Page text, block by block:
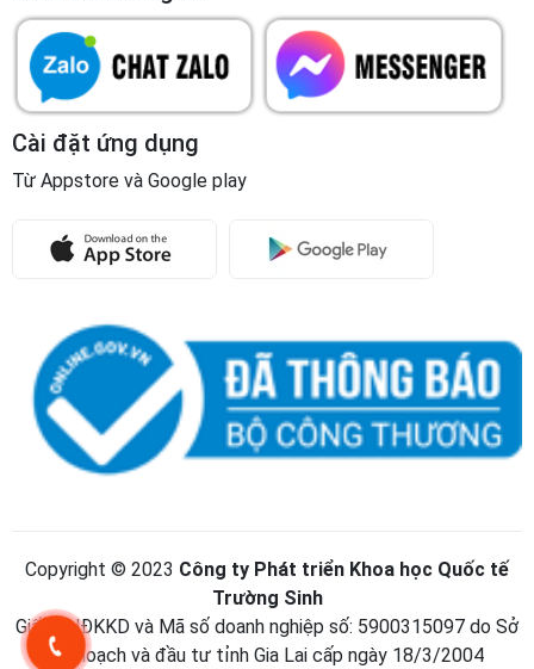
Cài đặt ứng dụng
Từ Appstore và Google play
Copyright © 2023 Công ty Phát triển Khoa học Quốc tế
Trường Sinh
Giấy CNĐKKD và Mã số doanh nghiệp số: 5900315097 do Sở
kế hoạch và đầu tư tỉnh Gia Lai cấp ngày 18/3/2004